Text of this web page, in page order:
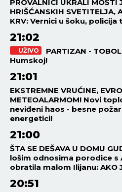
PROVALNICI UKRALI MOŠTI
HRIŠĆANSKIH SVETITELJA,
KRV: Vernici u šoku,
21:02
UŽIVO
PARTIZAN -
Humskoj!
21:01
EKSTREMNE VRUĆINE,
METEOALARMOM! Novi
neviđeni haos - besne
energetici!
21:00
ŠTA SE DEŠAVA U DOMU
lošim odnosima porodice s
obratila malom Ilijanu: AKO
20:51